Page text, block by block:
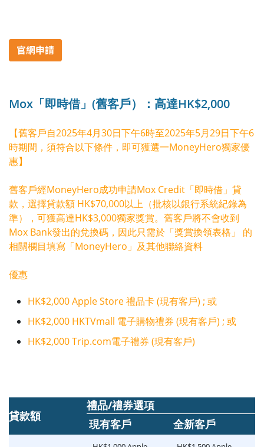
Mox「即時借」(舊客戶）：高達HK$2,000
【舊客戶自2025年4月30日下午6時至2025年5月29日下午6
時期間，須符合以下條件，即可獲選一MoneyHero獨家優
惠】
舊客戶經MoneyHero成功申請Mox Credit「即時借」貸
款，選擇貸款額 HK$70,000以上（批核以銀行系統紀錄為
準），可獲高達HK$3,000獨家獎賞。舊客戶將不會收到
Mox Bank發出的兌換碼，因此只需於「獎賞換領表格」 的
相關欄目填寫「MoneyHero」及其他聯絡資料
優惠
HK$2,000 Apple Store 禮品卡 (現有客戶) ; 或
HK$2,000 HKTVmall 電子購物禮券 (現有客戶) ; 或
HK$2,000 Trip.com電子禮券 (現有客戶)
貸款額
禮品/禮券選項
現有客戶
全新客戶